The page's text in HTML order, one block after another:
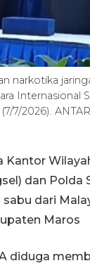
narkotika
Internasional
7/2026).
Kantor
dan Polda
dari
Maros
diduga